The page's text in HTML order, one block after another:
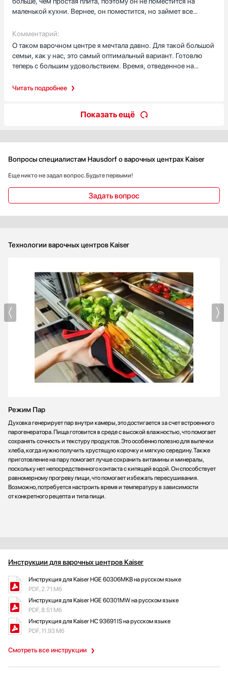
Читать подробнее
такое количество конфорок подойдет для большой семьи и для
приготовления пищи, когда дома намечается большое
конфорками достаточно прочные, так как изготовлены из
чугуна. Они не прогорают и не прогибаются под тяжестью
кастрюль. Имеется электророзжиг и Газ-контроль.
маленькой кухни. Вернее, он поместится, но займет все
Комментарий:
О таком варочном центре я мечтала давно. Для такой большой
семьи, как у нас, это самый оптимальный вариант. Готовлю
теперь с большим удовольствием. Время, отведенное на
теперь готовлю несколько блюд. Остальное время, с
Показать ещё
Вопросы специалистам Hausdorf о варочных центрах Kaiser
Еще никто не задал вопрос. Будьте первыми!
Задать вопрос
Технологии варочных центров Kaiser
Режим Пар
Духовка генерирует пар внутри камеры, это достигается за счет встроенного
парогенератора. Пища готовится в среде с высокой влажностью, что помогает
сохранять сочность и текстуру продуктов. Это особенно полезно для выпечки
хлеба, когда нужно получить хрустящую корочку и мягкую середину. Также
приготовление на пару помогает лучше сохранить витамины и минералы,
поскольку нет непосредственного контакта с кипящей водой. Он способствует
равномерному прогреву пищи, что помогает избежать пересушивания.
Возможно, потребуется настроить время и температуру в зависимости
от конкретного рецепта и типа пищи.
Инструкции для варочных центров Kaiser
Смотреть все инструкции
Инструкция для Kaiser HGE 60306MKB на русском языке
PDF, 2.71 Мб
Инструкция для Kaiser HGE 60301MW на русском языке
PDF, 8.51 Мб
Инструкция для Kaiser HC 93691 IS на русском языке
PDF, 11.93 Мб